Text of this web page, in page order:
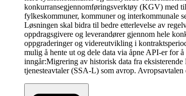
konkurransegjennomføringsverktøy (KGV) med
fylkeskommuner, kommuner og interkommunale
Løsningen skal bidra til bedre etterlevelse av
oppdragsgivere og leverandører gjennom hele
oppgraderinger og videreutvikling i
mulig å hente ut og dele data via åpne API-er for
inngår:Migrering av historisk data fra
tjenesteavtaler (SSA-L) som avrop.